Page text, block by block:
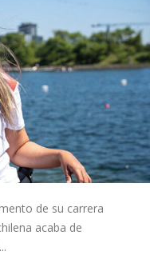
de su carrera
acaba de